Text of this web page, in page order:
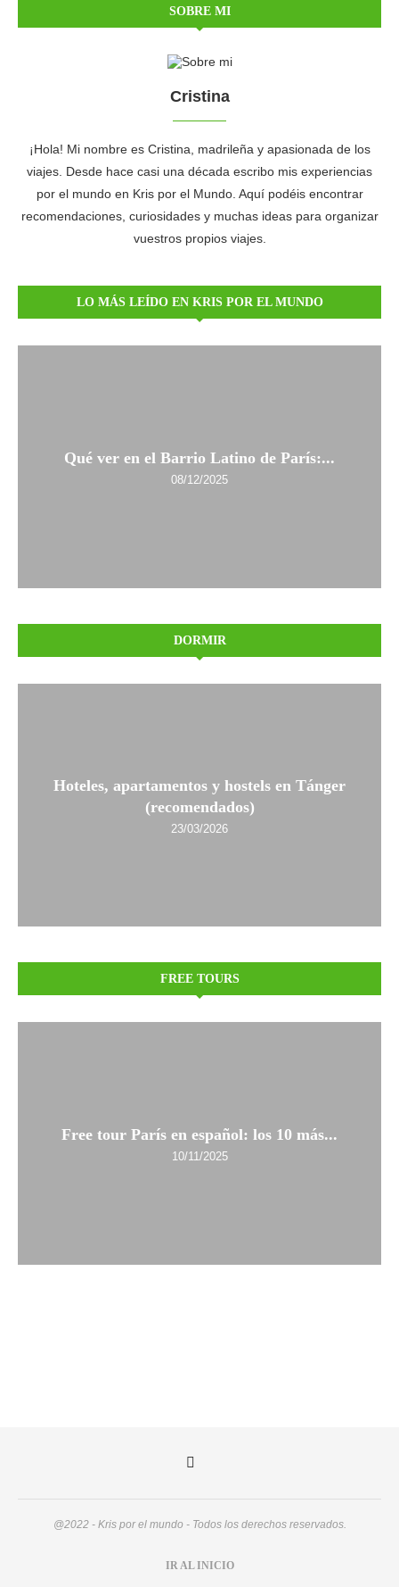
SOBRE MI
Cristina
¡Hola! Mi nombre es Cristina, madrileña y apasionada de los
viajes. Desde hace casi una década escribo mis experiencias
por el mundo en Kris por el Mundo. Aquí podéis encontrar
recomendaciones, curiosidades y muchas ideas para organizar
vuestros propios viajes.
LO MÁS LEÍDO EN KRIS POR EL MUNDO
Qué ver en el Barrio Latino de París:...
08/12/2025
DORMIR
Hoteles, apartamentos y hostels en Tánger
(recomendados)
23/03/2026
FREE TOURS
Free tour París en español: los 10 más...
10/11/2025
@2022 - Kris por el mundo - Todos los derechos reservados.
IR AL INICIO